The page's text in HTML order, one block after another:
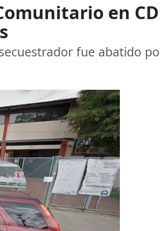
en
fue abatido